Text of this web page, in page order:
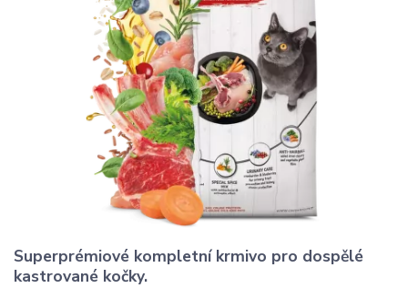
Superprémiové kompletní krmivo pro dospělé
kastrované kočky.